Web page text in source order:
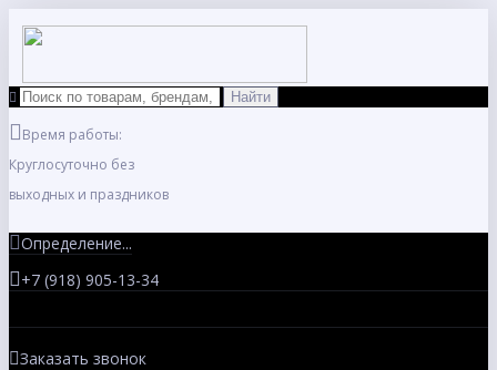
Время работы:
Круглосуточно без
выходных и праздников
Определение...
+7 (918) 905-13-34
Заказать звонок